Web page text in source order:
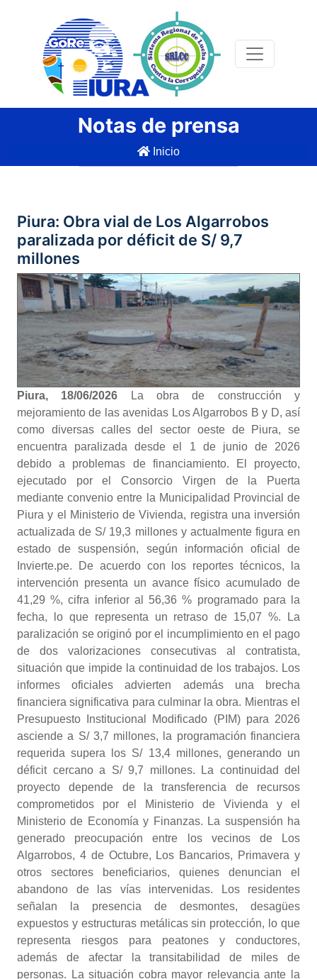
Notas de prensa
Inicio
Piura: Obra vial de Los Algarrobos
paralizada por déficit de S/ 9,7
millones
Piura, 18/06/2026
La obra de construcción y
mejoramiento de las avenidas Los Algarrobos B y D, así
como diversas calles del sector oeste de Piura, se
encuentra paralizada desde el 1 de junio de 2026
debido a problemas de financiamiento. El proyecto,
ejecutado por el Consorcio Virgen de la Puerta
mediante convenio entre la Municipalidad Provincial de
Piura y el Ministerio de Vivienda, registra una inversión
actualizada de S/ 19,3 millones y actualmente figura en
estado de suspensión, según información oficial de
Invierte.pe. De acuerdo con los reportes técnicos, la
intervención presenta un avance físico acumulado de
41,29 %, cifra inferior al 56,36 % programado para la
fecha, lo que representa un retraso de 15,07 %. La
paralización se originó por el incumplimiento en el pago
de dos valorizaciones consecutivas al contratista,
situación que impide la continuidad de los trabajos. Los
informes oficiales advierten además una brecha
financiera significativa para culminar la obra. Mientras el
Presupuesto Institucional Modificado (PIM) para 2026
asciende a S/ 3,7 millones, la programación financiera
requerida supera los S/ 13,4 millones, generando un
déficit cercano a S/ 9,7 millones. La continuidad del
proyecto depende de la transferencia de recursos
comprometidos por el Ministerio de Vivienda y el
Ministerio de Economía y Finanzas. La suspensión ha
generado preocupación entre los vecinos de Los
Algarrobos, 4 de Octubre, Los Bancarios, Primavera y
otros sectores beneficiarios, quienes denuncian el
abandono de las vías intervenidas. Los residentes
señalan la presencia de desmontes, desagües
expuestos y estructuras metálicas sin protección, lo que
representa riesgos para peatones y conductores,
además de afectar la transitabilidad de miles de
personas. La situación cobra mayor relevancia ante la